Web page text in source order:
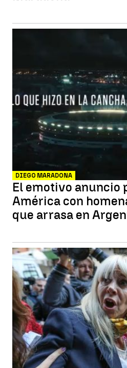
DIEGO MARADONA
El emotivo anuncio
América con
que arrasa en